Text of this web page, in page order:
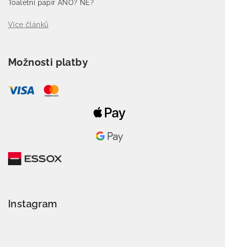
Toaletní papír ANO? NE?
Více článků
Možnosti platby
Instagram